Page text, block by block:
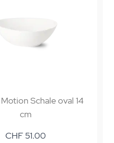
Schale oval 14
cm
CHF 51.00